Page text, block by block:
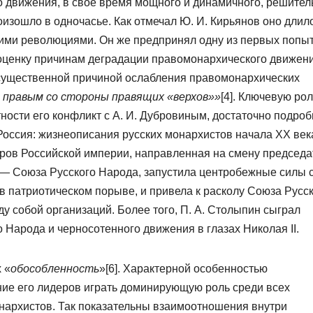
движения, в свое время мощного и динамичного,
в одночасье. Как отмечал Ю. И. Кирьянов оно
революциями. Он же предпринял одну из первых
причинам деградации правомонархического
причиной ослабления правомонархических
со стороны правящих «верхов»»[4]. Ключевую
его конфликт с А. И. Дубровиным, достаточно
жизнеописания русских монархистов начала ХХ
Российской империи, направленная на смену
Союза Русского Народа, запустила центробежные силы
порыве, и привела к расколу Союза
организаций. Более того, П. А. Столыпин сыграл
и черносотенного движения в глазах Николая II.
«обособленность»[6]. Характерной особенностью
его лидеров играть доминирующую роль среди всех
Так показательны взаимоотношения внутри